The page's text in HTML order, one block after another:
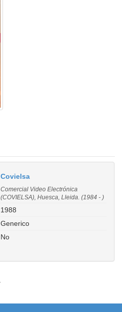
Covielsa
Comercial Video Electrónica
(COVIELSA), Huesca, Lleida. (1984 - )
1988
Generico
No